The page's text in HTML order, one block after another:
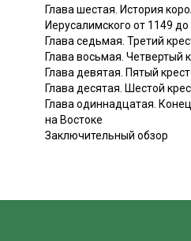
Глава шестая. История
Иерусалимского от 1149 до
Глава седьмая. Третий
Глава восьмая. Четвертый
Глава девятая. Пятый
Глава десятая. Шестой
Глава одиннадцатая.
на Востоке
Заключительный обзор